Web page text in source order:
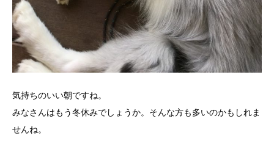
気持ちのいい朝ですね。
みなさんはもう冬休みでしょうか。そんな方も多いのかもしれま
せんね。